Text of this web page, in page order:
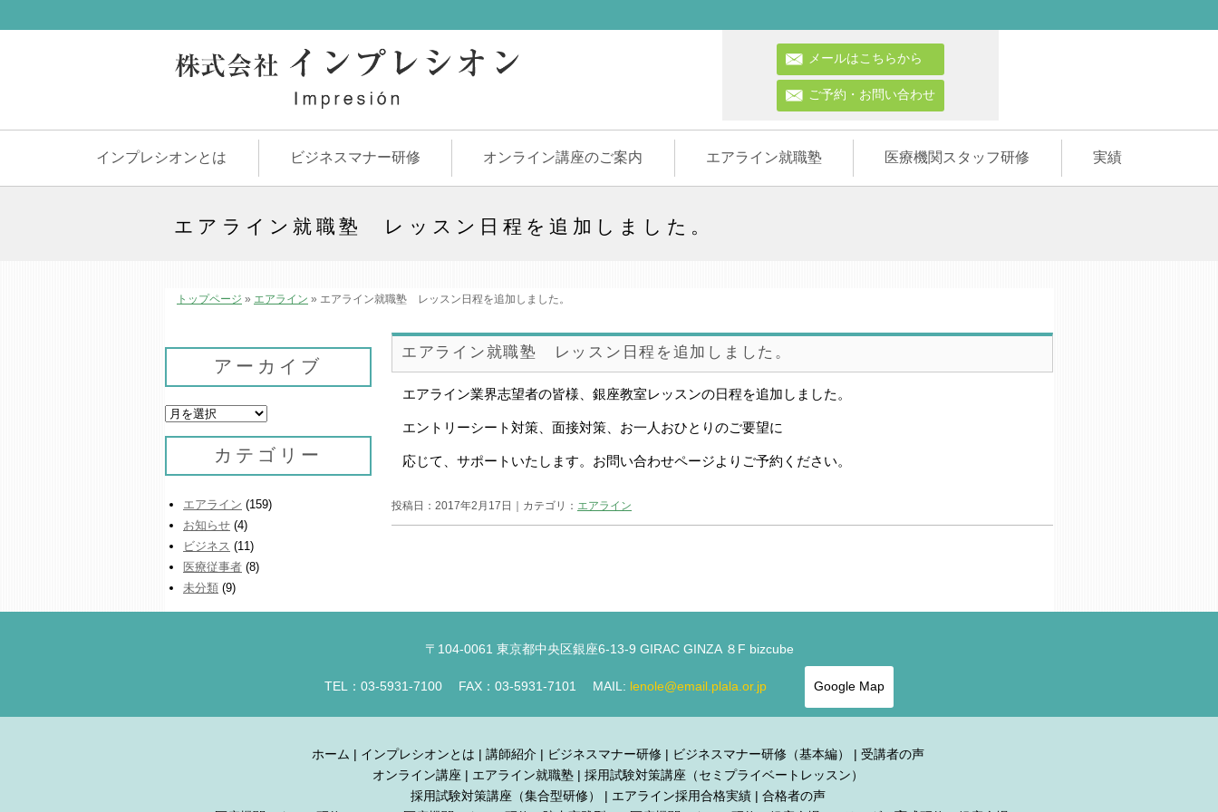
メールはこちらから
ご予約・お問い合わせ
インプレシオンとは ビジネスマナー研修 オンライン講座のご案内 エアライン就職塾 医療機関スタッフ研修 実績
エアライン就職塾 レッスン日程を追加しました。
トップページ » エアライン » エアライン就職塾 レッスン日程を追加しました。
エアライン就職塾 レッスン日程を追加しました。
エアライン業界志望者の皆様、銀座教室レッスンの日程を追加しました。
エントリーシート対策、面接対策、お一人おひとりのご要望に
応じて、サポートいたします。お問い合わせページよりご予約ください。
投稿日：2017年2月17日｜カテゴリ： エアライン
アーカイブ
ア
ー
カ
カテゴリー
エアライン (159)
お知らせ (4)
ビジネス (11)
医療従事者 (8)
未分類 (9)
〒104-0061 東京都中央区銀座6-13-9 GIRAC GINZA ８F bizcube
TEL：03-5931-7100 FAX：03-5931-7101 MAIL: lenole@email.plala.or.jp Google Map
ホーム | インプレシオンとは | 講師紹介 | ビジネスマナー研修 | ビジネスマナー研修（基本編） | 受講者の声
オンライン講座 | エアライン就職塾 | 採用試験対策講座（セミプライベートレッスン）
採用試験対策講座（集合型研修）
| エアライン採用合格実績 | 合格者の声